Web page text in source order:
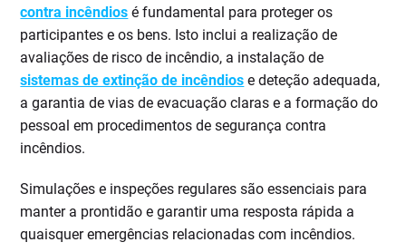
contra incêndios é fundamental para proteger os
participantes e os bens. Isto inclui a realização de
avaliações de risco de incêndio, a instalação de
sistemas de extinção de incêndios e deteção adequada,
a garantia de vias de evacuação claras e a formação do
pessoal em procedimentos de segurança contra
incêndios.
Simulações e inspeções regulares são essenciais para
manter a prontidão e garantir uma resposta rápida a
quaisquer emergências relacionadas com incêndios.